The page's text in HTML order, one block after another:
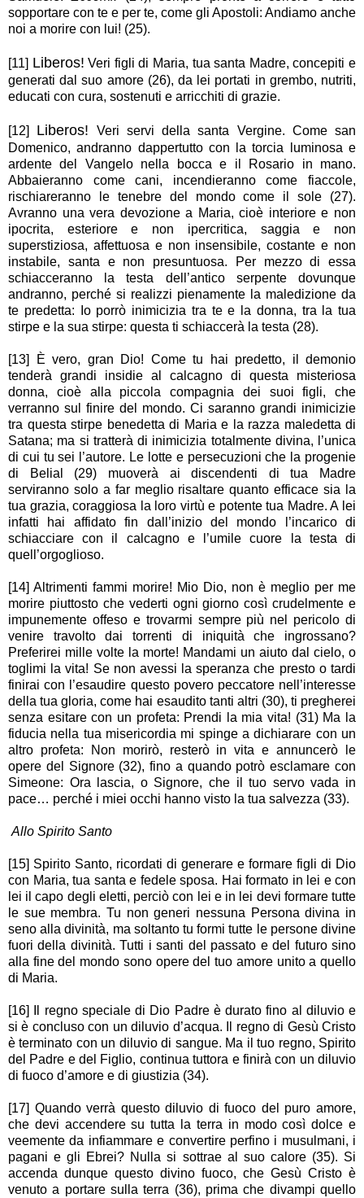
sopportare con te e per te, come gli Apostoli: Andiamo anche
noi a morire con lui! (25).
[11] Liberos! Veri figli di Maria, tua santa Madre, concepiti e
generati dal suo amore (26), da lei portati in grembo, nutriti,
educati con cura, sostenuti e arricchiti di grazie.
[12] Liberos! Veri servi della santa Vergine. Come san
Domenico, andranno dappertutto con la torcia luminosa e
ardente del Vangelo nella bocca e il Rosario in mano.
Abbaieranno come cani, incendieranno come fiaccole,
rischiareranno le tenebre del mondo come il sole (27).
Avranno una vera devozione a Maria, cioè interiore e non
ipocrita, esteriore e non ipercritica, saggia e non
superstiziosa, affettuosa e non insensibile, costante e non
instabile, santa e non presuntuosa. Per mezzo di essa
schiacceranno la testa dell’antico serpente dovunque
andranno, perché si realizzi pienamente la maledizione da
te predetta: Io porrò inimicizia tra te e la donna, tra la tua
stirpe e la sua stirpe: questa ti schiaccerà la testa (28).
[13] È vero, gran Dio! Come tu hai predetto, il demonio
tenderà grandi insidie al calcagno di questa misteriosa
donna, cioè alla piccola compagnia dei suoi figli, che
verranno sul finire del mondo. Ci saranno grandi inimicizie
tra questa stirpe benedetta di Maria e la razza maledetta di
Satana; ma si tratterà di inimicizia totalmente divina, l’unica
di cui tu sei l’autore. Le lotte e persecuzioni che la progenie
di Belial (29) muoverà ai discendenti di tua Madre
serviranno solo a far meglio risaltare quanto efficace sia la
tua grazia, coraggiosa la loro virtù e potente tua Madre. A lei
infatti hai affidato fin dall’inizio del mondo l’incarico di
schiacciare con il calcagno e l’umile cuore la testa di
quell’orgoglioso.
[14] Altrimenti fammi morire! Mio Dio, non è meglio per me
morire piuttosto che vederti ogni giorno così crudelmente e
impunemente offeso e trovarmi sempre più nel pericolo di
venire travolto dai torrenti di iniquità che ingrossano?
Preferirei mille volte la morte! Mandami un aiuto dal cielo, o
toglimi la vita! Se non avessi la speranza che presto o tardi
finirai con l’esaudire questo povero peccatore nell’interesse
della tua gloria, come hai esaudito tanti altri (30), ti pregherei
senza esitare con un profeta: Prendi la mia vita! (31) Ma la
fiducia nella tua misericordia mi spinge a dichiarare con un
altro profeta: Non morirò, resterò in vita e annuncerò le
opere del Signore (32), fino a quando potrò esclamare con
Simeone: Ora lascia, o Signore, che il tuo servo vada in
pace… perché i miei occhi hanno visto la tua salvezza (33).
Allo Spirito Santo
[15] Spirito Santo, ricordati di generare e formare figli di Dio
con Maria, tua santa e fedele sposa. Hai formato in lei e con
lei il capo degli eletti, perciò con lei e in lei devi formare tutte
le sue membra. Tu non generi nessuna Persona divina in
seno alla divinità, ma soltanto tu formi tutte le persone divine
fuori della divinità. Tutti i santi del passato e del futuro sino
alla fine del mondo sono opere del tuo amore unito a quello
di Maria.
[16] Il regno speciale di Dio Padre è durato fino al diluvio e
si è concluso con un diluvio d’acqua. Il regno di Gesù Cristo
è terminato con un diluvio di sangue. Ma il tuo regno, Spirito
del Padre e del Figlio, continua tuttora e finirà con un diluvio
di fuoco d’amore e di giustizia (34).
[17] Quando verrà questo diluvio di fuoco del puro amore,
che devi accendere su tutta la terra in modo così dolce e
veemente da infiammare e convertire perfino i musulmani, i
pagani e gli Ebrei? Nulla si sottrae al suo calore (35). Si
accenda dunque questo divino fuoco, che Gesù Cristo è
venuto a portare sulla terra (36), prima che divampi quello